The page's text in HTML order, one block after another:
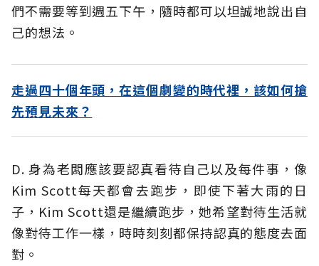
們不需要等到週五下午，隨時都可以坦誠地說出自
己的想法。
走過四十個年頭，在這個劇變的時代裡，該如何搶
先預見未來？
D. 身為老闆應該要認真看待自己以及每件事，像
Kim Scott每天都會去跑步，即使下著大雨的日
子，Kim Scott還是繼續跑步，她希望對待生活就
像對待工作一樣，時時刻刻都保持認真的態度去面
對。